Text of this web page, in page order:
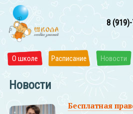
8
О школе Расписание Новости
Новости
Бесплатная